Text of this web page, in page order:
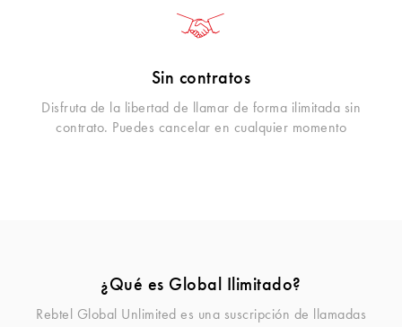
Sin contratos
Disfruta de la libertad de llamar de forma ilimitada sin
contrato. Puedes cancelar en cualquier momento
¿Qué es Global Ilimitado?
Rebtel Global Unlimited es una suscripción de llamadas